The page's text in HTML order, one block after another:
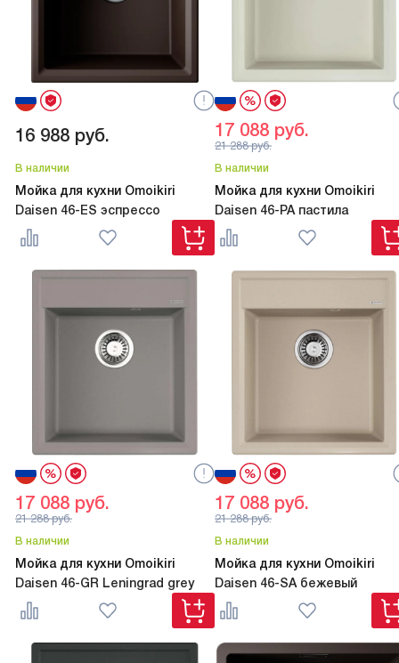
В наличии
Мойка для кухни Omoikiri
Daisen 46-ES эспрессо
16 988 руб.
В наличии
Мойка для кухни Omoikiri
Daisen 46-PA пастила
17 088 руб.
21 288руб.
В наличии
Мойка для кухни Omoikiri
Daisen 46-GR Leningrad grey
17 088 руб.
21 288руб.
В наличии
Мойка для кухни Omoikiri
Daisen 46-SA бежевый
17 088 руб.
21 288руб.